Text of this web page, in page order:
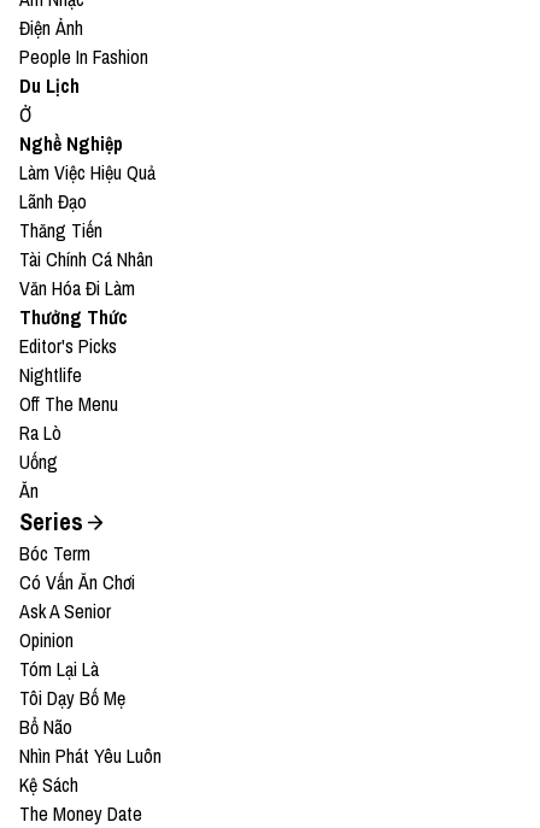
Điện Ảnh
People In Fashion
Du Lịch
Ở
Nghề Nghiệp
Làm Việc Hiệu Quả
Lãnh Đạo
Thăng Tiến
Tài Chính Cá Nhân
Văn Hóa Đi Làm
Thưởng Thức
Editor's Picks
Nightlife
Off The Menu
Ra Lò
Uống
Ăn
Series
Bóc Term
Có Vấn Ăn Chơi
Ask A Senior
Opinion
Tóm Lại Là
Tôi Dạy Bố Mẹ
Bổ Não
Nhìn Phát Yêu Luôn
Kệ Sách
The Money Date